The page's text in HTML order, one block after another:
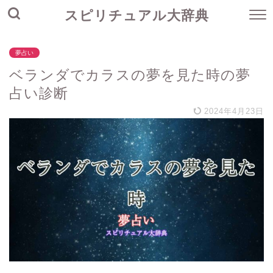
スピリチュアル大辞典
夢占い
ベランダでカラスの夢を見た時の夢
占い診断
2024年4月23日